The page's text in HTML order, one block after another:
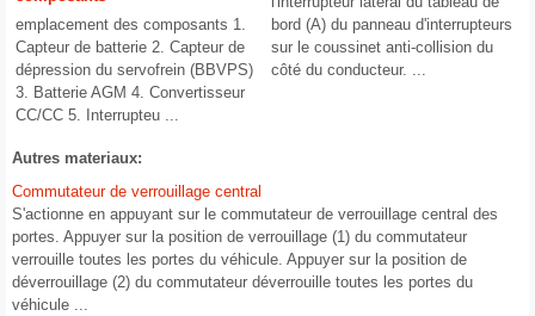
emplacement des composants 1.
Capteur de batterie 2. Capteur de
dépression du servofrein (BBVPS)
3. Batterie AGM 4. Convertisseur
CC/CC 5. Interrupteu ...
bord (A) du panneau d'interrupteurs
sur le coussinet anti-collision du
côté du conducteur. ...
Autres materiaux:
Commutateur de verrouillage central
S'actionne en appuyant sur le commutateur de verrouillage central des
portes. Appuyer sur la position de verrouillage (1) du commutateur
verrouille toutes les portes du véhicule. Appuyer sur la position de
déverrouillage (2) du commutateur déverrouille toutes les portes du
véhicule ...